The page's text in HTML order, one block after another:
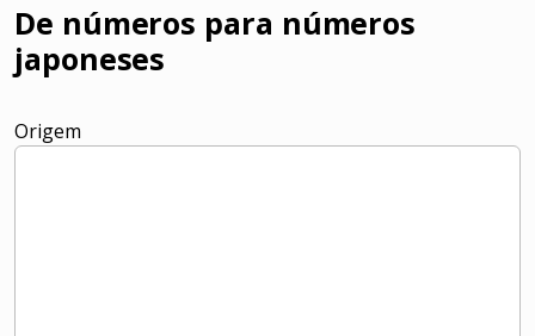
De números para números
japoneses
Origem